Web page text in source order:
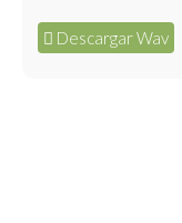
Descargar Wav